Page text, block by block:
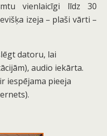
vienlaicīgi līdz 30
izeja – plaši vārti –
datoru, lai
audio iekārta.
iespējama pieeja